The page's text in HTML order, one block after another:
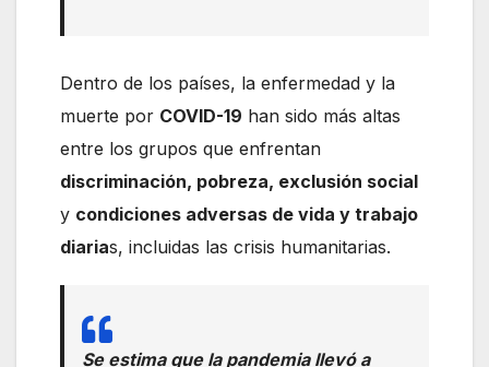
Dentro de los países, la enfermedad y la
muerte por COVID-19 han sido más altas
entre los grupos que enfrentan
discriminación, pobreza, exclusión social
y condiciones adversas de vida y trabajo
diarias, incluidas las crisis humanitarias.
Se estima que la pandemia llevó a